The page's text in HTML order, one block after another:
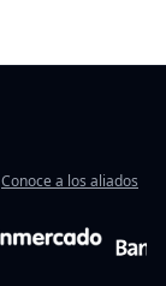
Conoce a los aliados